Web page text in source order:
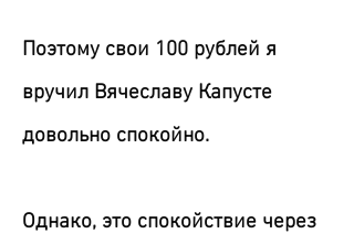
Поэтому свои 100 рублей я
вручил Вячеславу Капусте
довольно спокойно.
Однако, это спокойствие через